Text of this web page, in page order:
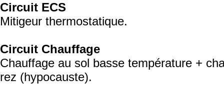
Circuit ECS
Mitigeur thermostatique.
Circuit Chauffage
Chauffage au sol basse température +
rez (hypocauste).